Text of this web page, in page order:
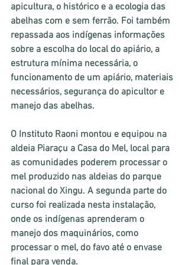
apicultura, o histórico e a ecologia das
abelhas com e sem ferrão. Foi também
repassada aos indígenas informações
sobre a escolha do local do apiário, a
estrutura mínima necessária, o
funcionamento de um apiário, materiais
necessários, segurança do apicultor e
manejo das abelhas.
O Instituto Raoni montou e equipou na
aldeia Piaraçu a Casa do Mel, local para
as comunidades poderem processar o
mel produzido nas aldeias do parque
nacional do Xingu. A segunda parte do
curso foi realizada nesta instalação,
onde os indígenas aprenderam o
manejo dos maquinários, como
processar o mel, do favo até o envase
final para venda.